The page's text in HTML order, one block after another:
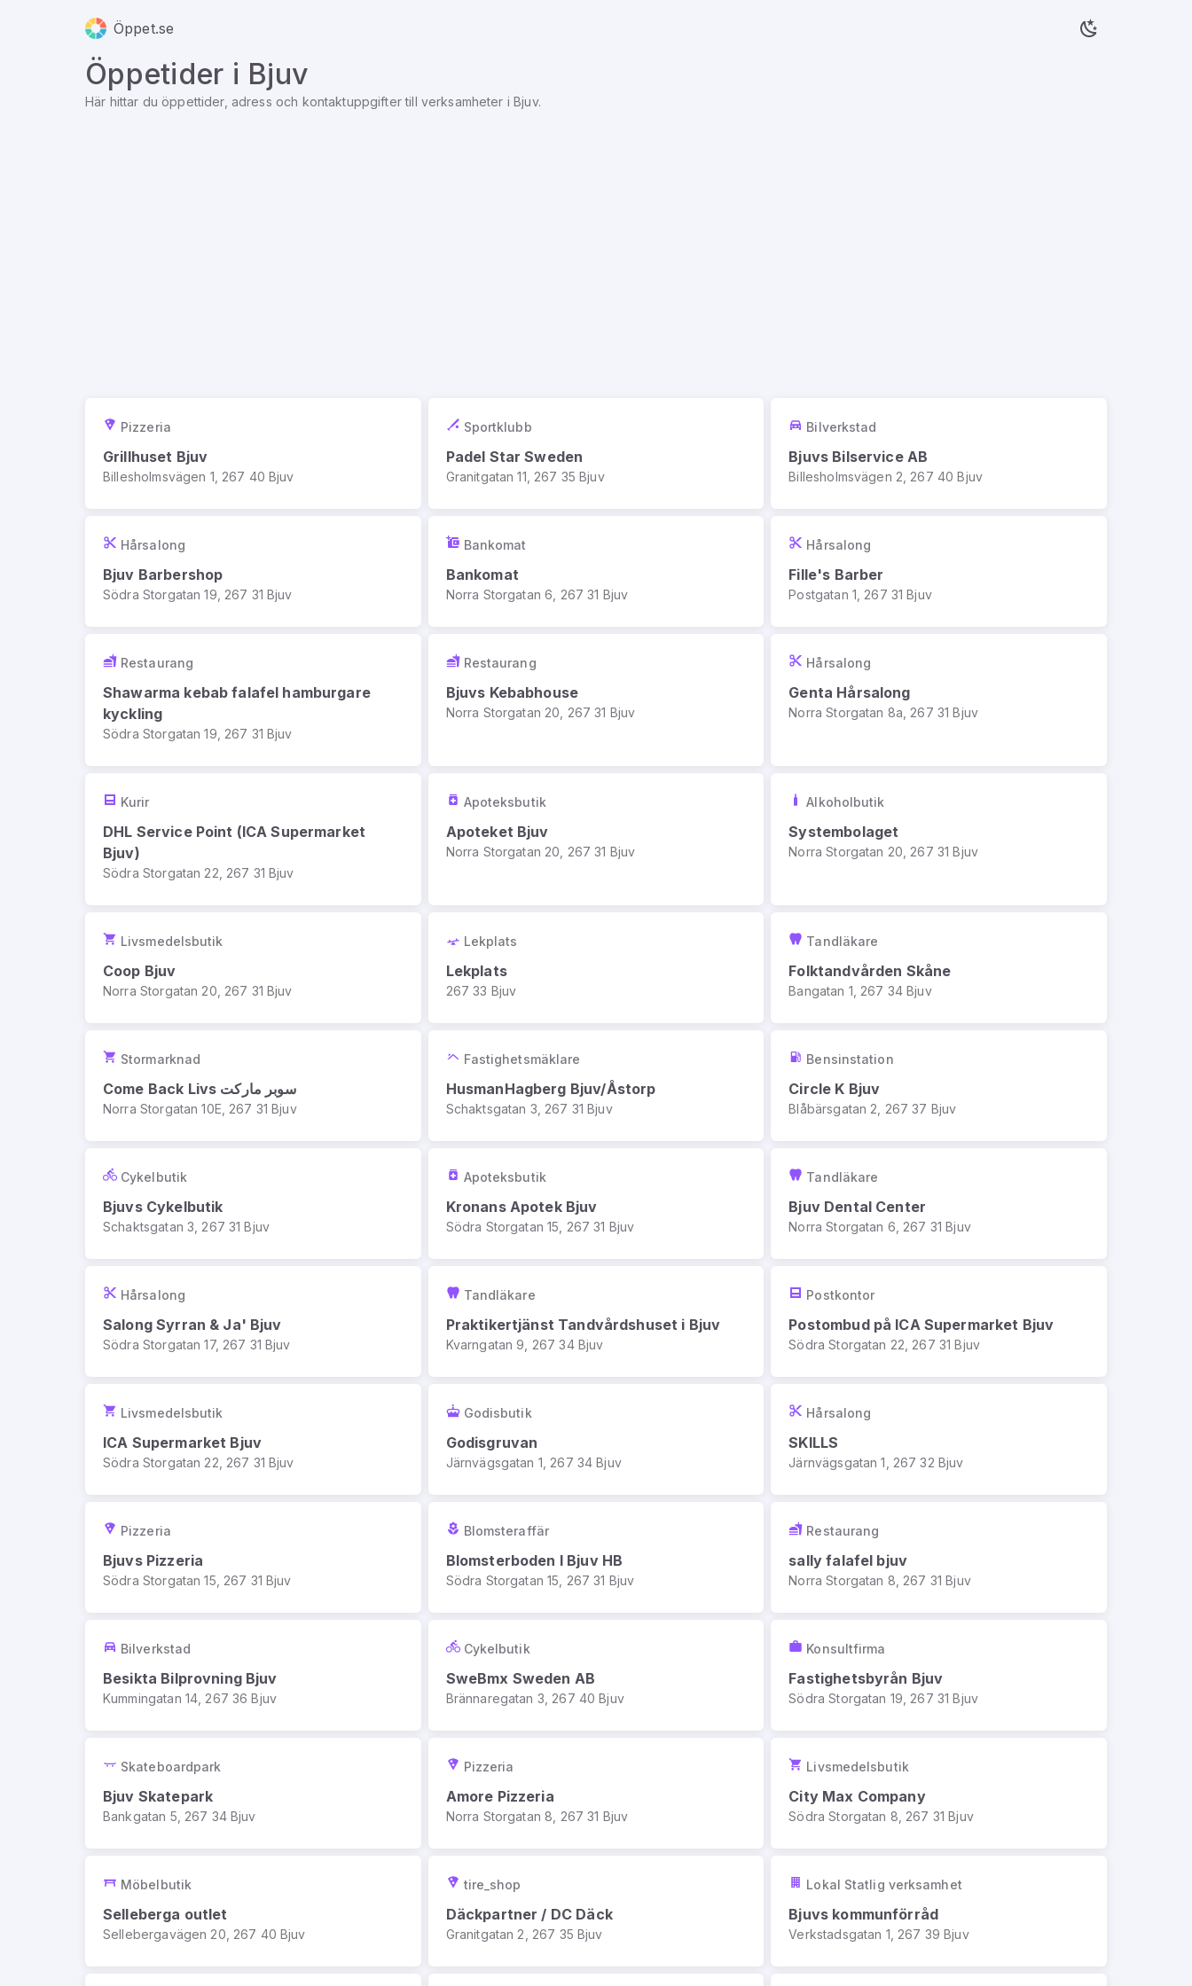
Öppet.se
Öppetider i Bjuv
Här hittar du öppettider, adress och kontaktuppgifter till verksamheter iBjuv.
Pizzeria
Grillhuset Bjuv
Billesholmsvägen 1, 267 40 Bjuv
Sportklubb
Padel Star Sweden
Granitgatan 11, 267 35 Bjuv
Bilverkstad
Bjuvs Bilservice AB
Billesholmsvägen 2, 267 40 Bjuv
Hårsalong
Bjuv Barbershop
Södra Storgatan 19, 267 31 Bjuv
Bankomat
Bankomat
Norra Storgatan 6, 267 31 Bjuv
Hårsalong
Fille's Barber
Postgatan 1, 267 31 Bjuv
Restaurang
Shawarma kebab falafel hamburgare
kyckling
Södra Storgatan 19, 267 31 Bjuv
Restaurang
Bjuvs Kebabhouse
Norra Storgatan 20, 267 31 Bjuv
Hårsalong
Genta Hårsalong
Norra Storgatan 8a, 267 31 Bjuv
Kurir
DHL Service Point (ICA Supermarket
Bjuv)
Södra Storgatan 22, 267 31 Bjuv
Apoteksbutik
Apoteket Bjuv
Norra Storgatan 20, 267 31 Bjuv
Alkoholbutik
Systembolaget
Norra Storgatan 20, 267 31 Bjuv
Livsmedelsbutik
Coop Bjuv
Norra Storgatan 20, 267 31 Bjuv
Lekplats
Lekplats
267 33 Bjuv
Tandläkare
Folktandvården Skåne
Bangatan 1, 267 34 Bjuv
Stormarknad
Come Back Livs سوبر ماركت
Norra Storgatan 10E, 267 31 Bjuv
Fastighetsmäklare
HusmanHagberg Bjuv/Åstorp
Schaktsgatan 3, 267 31 Bjuv
Bensinstation
Circle K Bjuv
Blåbärsgatan 2, 267 37 Bjuv
Cykelbutik
Bjuvs Cykelbutik
Schaktsgatan 3, 267 31 Bjuv
Apoteksbutik
Kronans Apotek Bjuv
Södra Storgatan 15, 267 31 Bjuv
Tandläkare
Bjuv Dental Center
Norra Storgatan 6, 267 31 Bjuv
Hårsalong
Salong Syrran & Ja' Bjuv
Södra Storgatan 17, 267 31 Bjuv
Tandläkare
Praktikertjänst Tandvårdshuset i Bjuv
Kvarngatan 9, 267 34 Bjuv
Postkontor
Postombud på ICA Supermarket Bjuv
Södra Storgatan 22, 267 31 Bjuv
Livsmedelsbutik
ICA Supermarket Bjuv
Södra Storgatan 22, 267 31 Bjuv
Godisbutik
Godisgruvan
Järnvägsgatan 1, 267 34 Bjuv
Hårsalong
SKILLS
Järnvägsgatan 1, 267 32 Bjuv
Pizzeria
Bjuvs Pizzeria
Södra Storgatan 15, 267 31 Bjuv
Blomsteraffär
Blomsterboden I Bjuv HB
Södra Storgatan 15, 267 31 Bjuv
Restaurang
sally falafel bjuv
Norra Storgatan 8, 267 31 Bjuv
Bilverkstad
Besikta Bilprovning Bjuv
Kummingatan 14, 267 36 Bjuv
Cykelbutik
SweBmx Sweden AB
Brännaregatan 3, 267 40 Bjuv
Konsultfirma
Fastighetsbyrån Bjuv
Södra Storgatan 19, 267 31 Bjuv
Skateboardpark
Bjuv Skatepark
Bankgatan 5, 267 34 Bjuv
Pizzeria
Amore Pizzeria
Norra Storgatan 8, 267 31 Bjuv
Livsmedelsbutik
City Max Company
Södra Storgatan 8, 267 31 Bjuv
Möbelbutik
Selleberga outlet
Sellebergavägen 20, 267 40 Bjuv
tire_shop
Däckpartner / DC Däck
Granitgatan 2, 267 35 Bjuv
Lokal Statlig verksamhet
Bjuvs kommunförråd
Verkstadsgatan 1, 267 39 Bjuv